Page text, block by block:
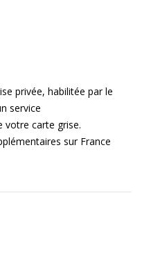
privée, habilitée par le
service
votre carte grise.
sur France